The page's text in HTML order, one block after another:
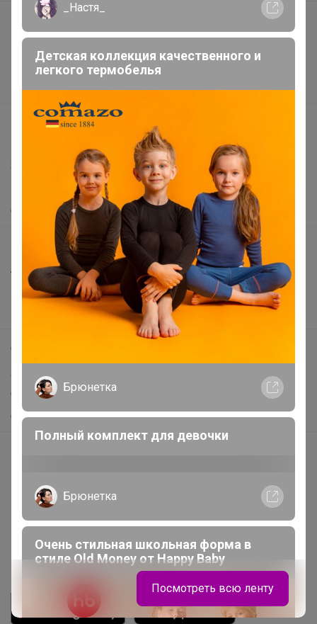
Подарочные сертификаты
Реклама на сайте
Поставщикам
Вакансии
support@24-ok.ru
Защита покупателя
О нас
Все предложения
Анонсы
Новости
Поддержка альпак
Самое выгодное
Хиты продаж
Самое желанное
Самое быстрое
Розыгрыш - Генератор случайных чисел
Пульс нашего маркетплейса
Укорачиватель ссылок
_Настя_
Детская коллекция качественного и
легкого термобелья
Брюнетка
Полный комплект для девочки
Брюнетка
Очень стильная школьная форма в
стиле Old Money от Нappy Вaby
Посмотреть всю ленту